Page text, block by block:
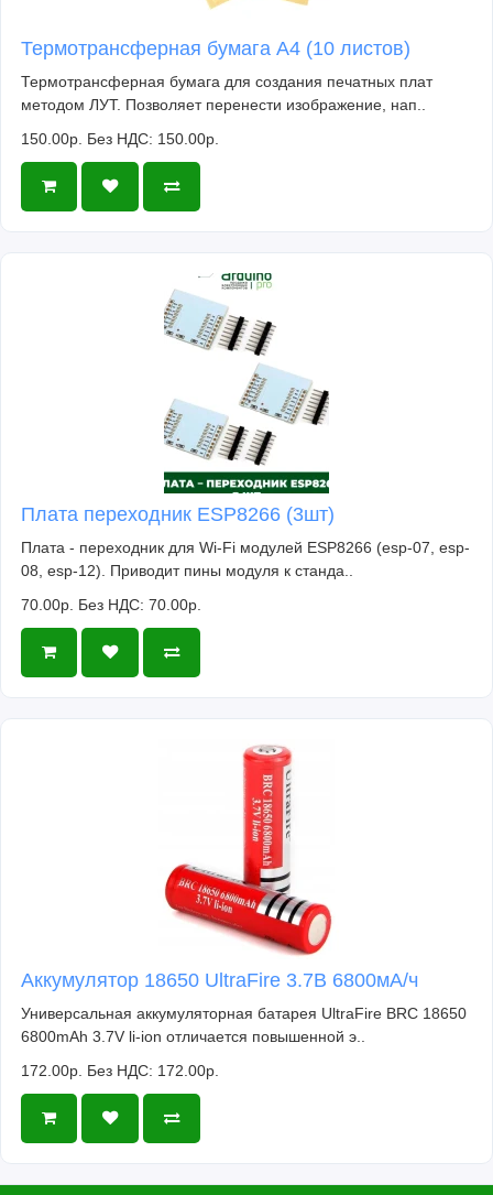
Термотрансферная бумага А4 (10 листов)
Термотрансферная бумага для создания печатных плат
методом ЛУТ. Позволяет перенести изображение, нап..
150.00р. Без НДС: 150.00р.
Плата переходник ESP8266 (3шт)
Плата - переходник для Wi-Fi модулей ESP8266 (esp-07, esp-
08, esp-12). Приводит пины модуля к станда..
70.00р. Без НДС: 70.00р.
Аккумулятор 18650 UltraFire 3.7В 6800мА/ч
Универсальная аккумуляторная батарея UltraFire BRC 18650
6800mAh 3.7V li-ion отличается повышенной э..
172.00р. Без НДС: 172.00р.